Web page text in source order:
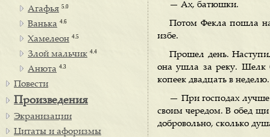
— Ах, батюшки.
Потом Фекла пошла
избе.
Прошел день.
она ушла за реку. Шелк
копеек двадцать в неделю.
— При господах
своим чередом. В обед
добровольно, сколько
Агафья 5.0
Ванька 4.6
Хамелеон 4.5
Злой мальчик 4.4
Анюта 4.3
Повести
Произведения
Экранизации
Цитаты и афоризмы